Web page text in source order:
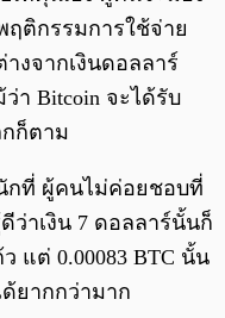
ฤติกรรมการใช้จ่าย
งจากเงินดอลลาร์
า Bitcoin จะได้รับ
ก็ตาม
กที่ ผู้คนไม่ค่อยชอบที่
ว่าเงิน 7 ดอลลาร์นั้นก็
แต่ 0.00083 BTC นั้น
ยากกว่ามาก